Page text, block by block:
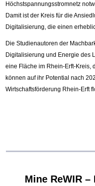
Höchstspannungsstromnetz
Damit ist der Kreis für die
Digitalisierung, die einen
Die Studienautoren der
Digitalisierung und Energie des
eine Fläche im Rhein-Erft-Kreis,
können auf ihr Potential nach
Wirtschaftsförderung Rhein-Erft
Mine ReWIR